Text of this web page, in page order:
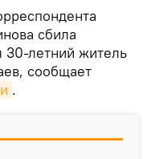
сбила
30-летний житель
сообщает
.